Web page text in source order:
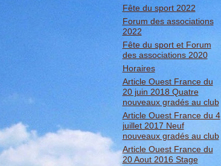
Fête du sport 2022
Forum des associations
2022
Fête du sport et Forum
des associations 2020
Horaires
Article Ouest France du
20 juin 2018 Quatre
nouveaux gradés au club
Article Ouest France du 4
juillet 2017 Neuf
nouveaux gradés au club
Article Ouest France du
20 Aout 2016 Stage